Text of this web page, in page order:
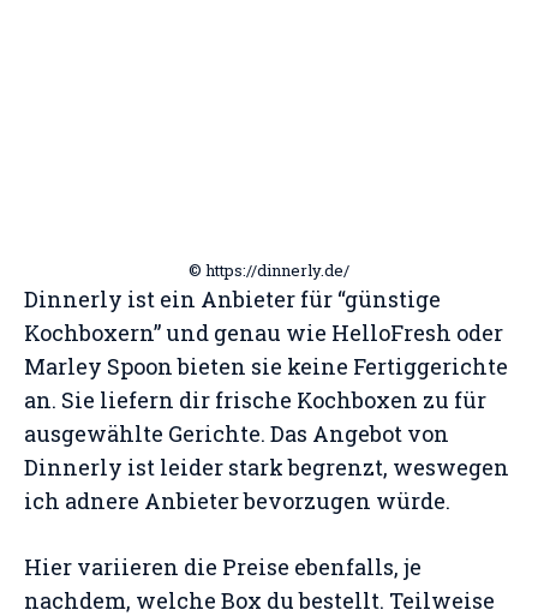
© https://dinnerly.de/
Dinnerly ist ein Anbieter für “günstige
Kochboxern” und genau wie HelloFresh oder
Marley Spoon bieten sie keine Fertiggerichte
an. Sie liefern dir frische Kochboxen zu für
ausgewählte Gerichte. Das Angebot von
Dinnerly ist leider stark begrenzt, weswegen
ich adnere Anbieter bevorzugen würde.
Hier variieren die Preise ebenfalls, je
nachdem, welche Box du bestellt. Teilweise